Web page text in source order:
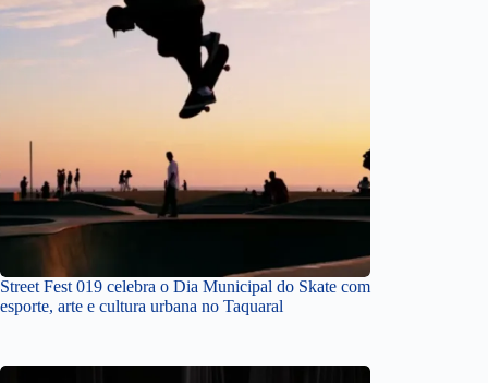
Street Fest 019 celebra o Dia Municipal do Skate com
esporte, arte e cultura urbana no Taquaral